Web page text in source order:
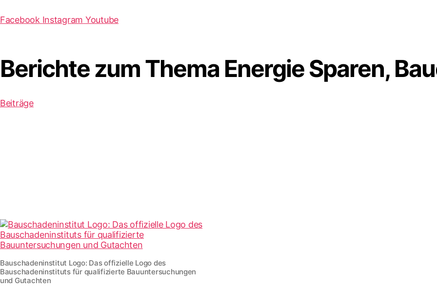
Facebook Instagram Youtube
Berichte zum Thema Energie Sparen,
Beiträge
Bauschadeninstitut Logo: Das offizielle Logo des
Bauschadeninstituts für qualifizierte Bauuntersuchungen
und Gutachten